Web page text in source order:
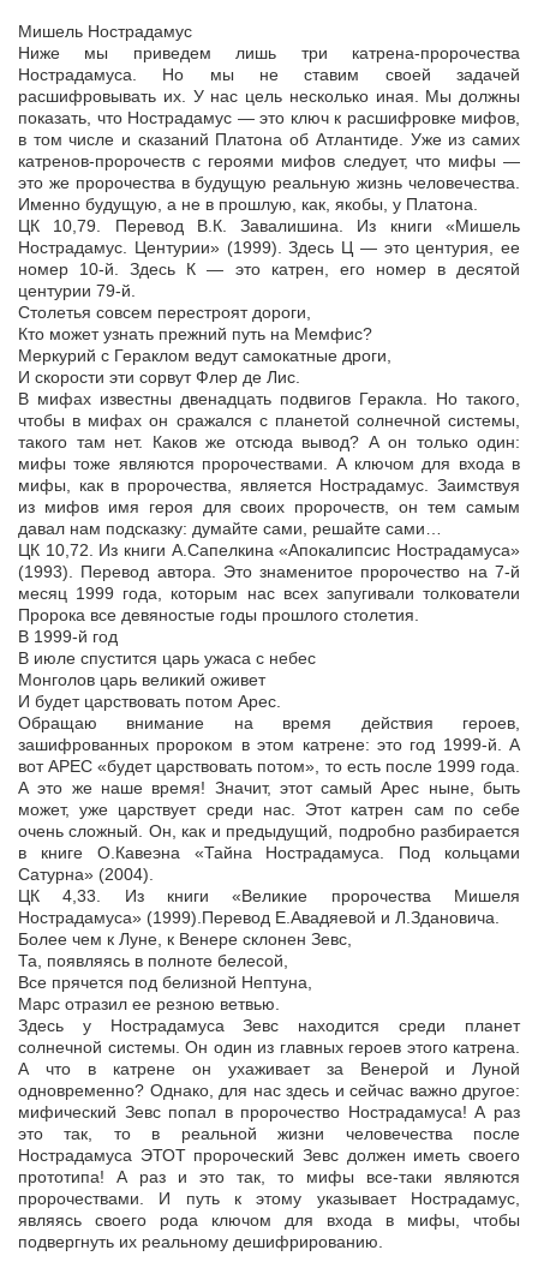
Мишель Нострадамус
Ниже мы приведем лишь три катрена-пророчества
Нострадамуса. Но мы не ставим своей задачей
расшифровывать их. У нас цель несколько иная. Мы должны
показать, что Нострадамус — это ключ к расшифровке мифов,
в том числе и сказаний Платона об Атлантиде. Уже из самих
катренов-пророчеств с героями мифов следует, что мифы —
это же пророчества в будущую реальную жизнь человечества.
Именно будущую, а не в прошлую, как, якобы, у Платона.
ЦК 10,79. Перевод В.К. Завалишина. Из книги «Мишель
Нострадамус. Центурии» (1999). Здесь Ц — это центурия, ее
номер 10-й. Здесь К — это катрен, его номер в десятой
центурии 79-й.
Столетья совсем перестроят дороги,
Кто может узнать прежний путь на Мемфис?
Меркурий с Гераклом ведут самокатные дроги,
И скорости эти сорвут Флер де Лис.
В мифах известны двенадцать подвигов Геракла. Но такого,
чтобы в мифах он сражался с планетой солнечной системы,
такого там нет. Каков же отсюда вывод? А он только один:
мифы тоже являются пророчествами. А ключом для входа в
мифы, как в пророчества, является Нострадамус. Заимствуя
из мифов имя героя для своих пророчеств, он тем самым
давал нам подсказку: думайте сами, решайте сами…
ЦК 10,72. Из книги А.Сапелкина «Апокалипсис Нострадамуса»
(1993). Перевод автора. Это знаменитое пророчество на 7-й
месяц 1999 года, которым нас всех запугивали толкователи
Пророка все девяностые годы прошлого столетия.
В 1999-й год
В июле спустится царь ужаса с небес
Монголов царь великий оживет
И будет царствовать потом Арес.
Обращаю внимание на время действия героев,
зашифрованных пророком в этом катрене: это год 1999-й. А
вот АРЕС «будет царствовать потом», то есть после 1999 года.
А это же наше время! Значит, этот самый Арес ныне, быть
может, уже царствует среди нас. Этот катрен сам по себе
очень сложный. Он, как и предыдущий, подробно разбирается
в книге О.Кавеэна «Тайна Нострадамуса. Под кольцами
Сатурна» (2004).
ЦК 4,33. Из книги «Великие пророчества Мишеля
Нострадамуса» (1999).Перевод Е.Авадяевой и Л.Здановича.
Более чем к Луне, к Венере склонен Зевс,
Та, появляясь в полноте белесой,
Все прячется под белизной Нептуна,
Марс отразил ее резною ветвью.
Здесь у Нострадамуса Зевс находится среди планет
солнечной системы. Он один из главных героев этого катрена.
А что в катрене он ухаживает за Венерой и Луной
одновременно? Однако, для нас здесь и сейчас важно другое:
мифический Зевс попал в пророчество Нострадамуса! А раз
это так, то в реальной жизни человечества после
Нострадамуса ЭТОТ пророческий Зевс должен иметь своего
прототипа! А раз и это так, то мифы все-таки являются
пророчествами. И путь к этому указывает Нострадамус,
являясь своего рода ключом для входа в мифы, чтобы
подвергнуть их реальному дешифрированию.